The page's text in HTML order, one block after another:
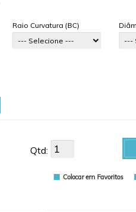
Raio Curvatura (BC)
Qtd:
Colocar em Favoritos